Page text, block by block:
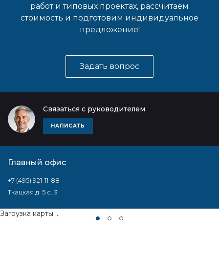
работ и типовых проектах, рассчитаем
стоимость и подготовим индивидуальное
предложение!
Задать вопрос
Связаться с руководителем
НАПИСАТЬ
Главный офис
+7 (495) 921-11-88
Ткацкая д. 5 с. 3
Загрузка карты ...